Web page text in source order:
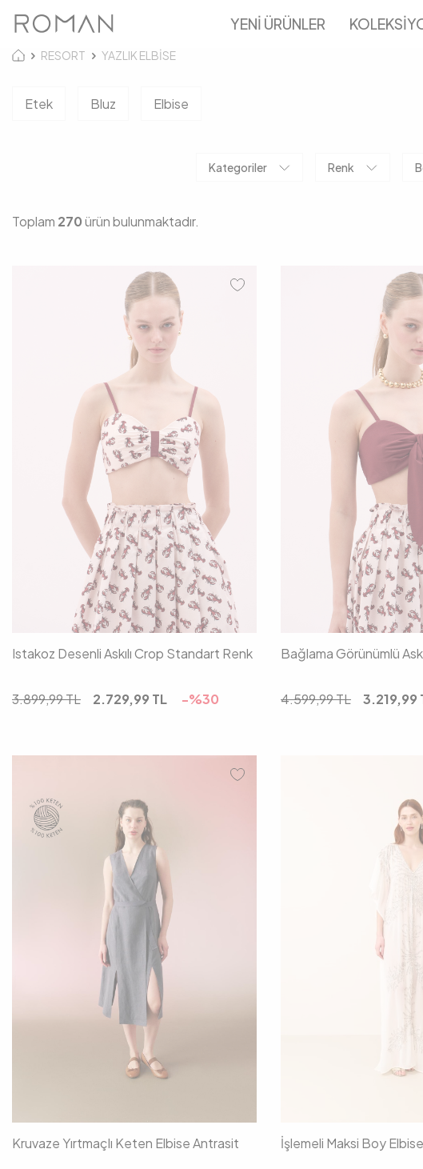
YENİ ÜRÜNLER
RESORT YAZLIK ELBİSE
Etek Bluz Elbise
Kategoriler Renk
Toplam 270ürün bulunmaktadır.
34 36 38 40
Istakoz Desenli Askılı Crop Standart Renk
3.899,99TL 2.729,99 TL -%30
36
Bağlama Görünümlü
4.599,99TL 3.219,99
38
Kruvaze Yırtmaçlı Keten Elbise Antrasit İşlemeli Maksi Boy